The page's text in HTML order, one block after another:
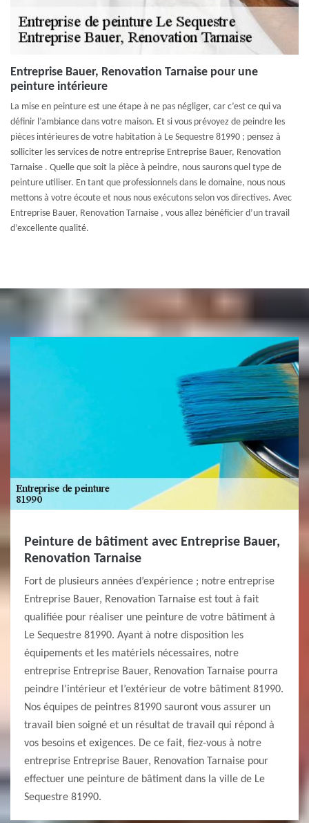
Entreprise Bauer, Renovation Tarnaise pour une
peinture intérieure
La mise en peinture est une étape à ne pas négliger, car c’est ce qui va
définir l’ambiance dans votre maison. Et si vous prévoyez de peindre les
pièces intérieures de votre habitation à Le Sequestre 81990 ; pensez à
solliciter les services de notre entreprise Entreprise Bauer, Renovation
Tarnaise . Quelle que soit la pièce à peindre, nous saurons quel type de
peinture utiliser. En tant que professionnels dans le domaine, nous nous
mettons à votre écoute et nous nous exécutons selon vos directives. Avec
Entreprise Bauer, Renovation Tarnaise , vous allez bénéficier d’un travail
d’excellente qualité.
Peinture de bâtiment avec Entreprise Bauer,
Renovation Tarnaise
Fort de plusieurs années d’expérience ; notre entreprise
Entreprise Bauer, Renovation Tarnaise est tout à fait
qualifiée pour réaliser une peinture de votre bâtiment à
Le Sequestre 81990. Ayant à notre disposition les
équipements et les matériels nécessaires, notre
entreprise Entreprise Bauer, Renovation Tarnaise pourra
peindre l’intérieur et l’extérieur de votre bâtiment 81990.
Nos équipes de peintres 81990 sauront vous assurer un
travail bien soigné et un résultat de travail qui répond à
vos besoins et exigences. De ce fait, fiez-vous à notre
entreprise Entreprise Bauer, Renovation Tarnaise pour
effectuer une peinture de bâtiment dans la ville de Le
Sequestre 81990.